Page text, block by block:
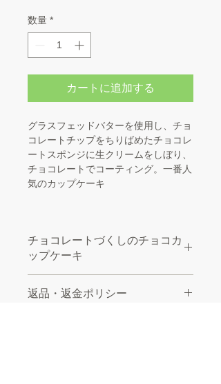
数量 *
カートに追加する
グラスフェッドバターを使用し、チョ
コレートチップをちりばめたチョコレ
ートスポンジに生クリームをしぼり、
チョコレートでコーティング。一番人
気のカップケーキ
チョコレートづくしのチョコカ
ップケーキ
小麦、バター、乳　使用
返品・返金ポリシー